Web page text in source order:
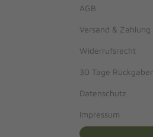
AGB
Versand & Zahlung
Widerrufsrecht
30 Tage
Datenschutz
Impressum